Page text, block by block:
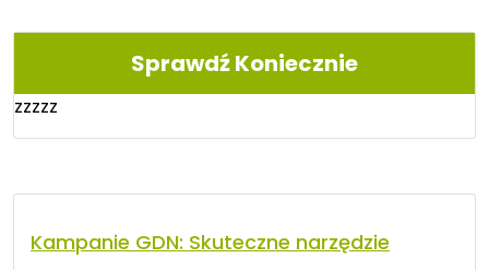
Sprawdź Koniecznie
zzzzz
Kampanie GDN: Skuteczne narzędzie